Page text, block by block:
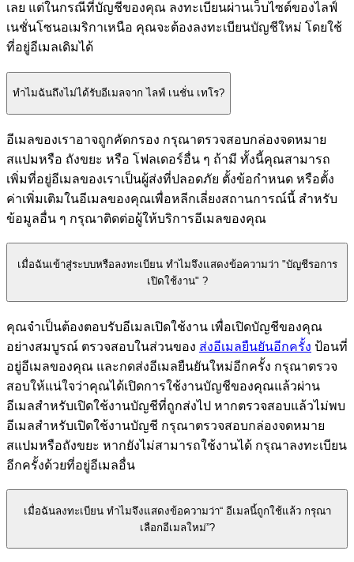
เลย แต่ในกรณีที่บัญชีของคุณ ลงทะเบียนผ่านเว็บไซต์ของไลฟ์
เนชั่นโซนอเมริกาเหนือ คุณจะต้องลงทะเบียนบัญชีใหม่ โดยใช้
ที่อยู่อีเมลเดิมได้
ทำไมฉันถึงไม่ได้รับอีเมลจาก ไลฟ์ เนชั่น เทโร?
อีเมลของเราอาจถูกคัดกรอง กรุณาตรวจสอบกล่องจดหมาย
สแปมหรือ ถังขยะ หรือ โฟลเดอร์อื่น ๆ ถ้ามี ทั้งนี้คุณสามารถ
เพิ่มที่อยู่อีเมลของเราเป็นผู้ส่งที่ปลอดภัย ตั้งข้อกำหนด หรือตั้ง
ค่าเพิ่มเติมในอีเมลของคุณเพื่อหลีกเลี่ยงสถานการณ์นี้ สำหรับ
ข้อมูลอื่น ๆ กรุณาติดต่อผู้ให้บริการอีเมลของคุณ
เมื่อฉันเข้าสู่ระบบหรือลงทะเบียน ทำไมจึงแสดงข้อความว่า "บัญชีรอการ
เปิดใช้งาน" ?
คุณจำเป็นต้องตอบรับอีเมลเปิดใช้งาน เพื่อเปิดบัญชีของคุณ
อย่างสมบูรณ์ ตรวจสอบในส่วนของ ส่งอีเมลยืนยันอีกครั้ง ป้อนที่
อยู่อีเมลของคุณ และกดส่งอีเมลยืนยันใหม่อีกครั้ง กรุณาตรวจ
สอบให้แน่ใจว่าคุณได้เปิดการใช้งานบัญชีของคุณแล้วผ่าน
อีเมลสำหรับเปิดใช้งานบัญชีที่ถูกส่งไป หากตรวจสอบแล้วไม่พบ
อีเมลสำหรับเปิดใช้งานบัญชี กรุณาตรวจสอบกล่องจดหมาย
สแปมหรือถังขยะ หากยังไม่สามารถใช้งานได้ กรุณาลงทะเบียน
อีกครั้งด้วยที่อยู่อีเมลอื่น
เมื่อฉันลงทะเบียน ทำไมจึงแสดงข้อความว่า“ อีเมลนี้ถูกใช้แล้ว กรุณา
เลือกอีเมลใหม่”?